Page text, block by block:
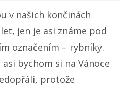
v našich končinách
jen je asi známe pod
označením – rybníky.
bychom si na Vánoce
protože